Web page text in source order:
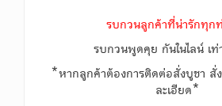
รบกวนลูกค้าที่น่ารักทุก
รบกวนพูดคุย กันในไลน์ เท่
*หากลูกค้าต้องการติดต่อสั่งบูชา สั่
ละเอียด*